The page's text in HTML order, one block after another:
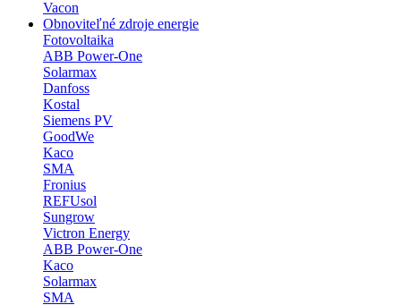
Vacon
Obnoviteľné zdroje energie
Fotovoltaika
ABB Power-One
Solarmax
Danfoss
Kostal
Siemens PV
GoodWe
Kaco
SMA
Fronius
REFUsol
Sungrow
Victron Energy
ABB Power-One
Kaco
Solarmax
SMA